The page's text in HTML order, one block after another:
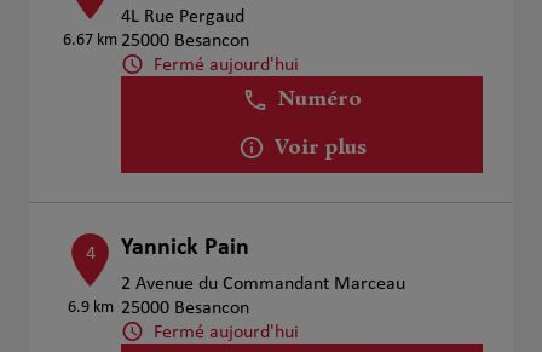
6.67 km
4L Rue Pergaud
25000 Besancon
Fermé aujourd'hui
Numéro
Voir plus
4
6.9 km
Yannick Pain
2 Avenue du Commandant Marceau
25000 Besancon
Fermé aujourd'hui